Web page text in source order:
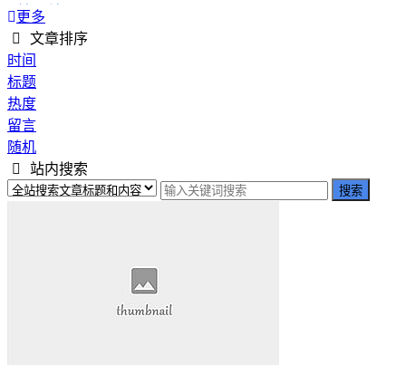
内容分享平台
其他平台
B站百科
头条百科
更多
文章排序
时间
标题
热度
留言
随机
站内搜索